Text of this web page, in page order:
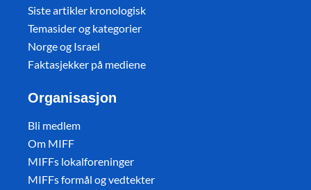
Siste artikler kronologisk
Temasider og kategorier
Norge og Israel
Faktasjekker på mediene
Organisasjon
Bli medlem
Om MIFF
MIFFs lokalforeninger
MIFFs formål og vedtekter